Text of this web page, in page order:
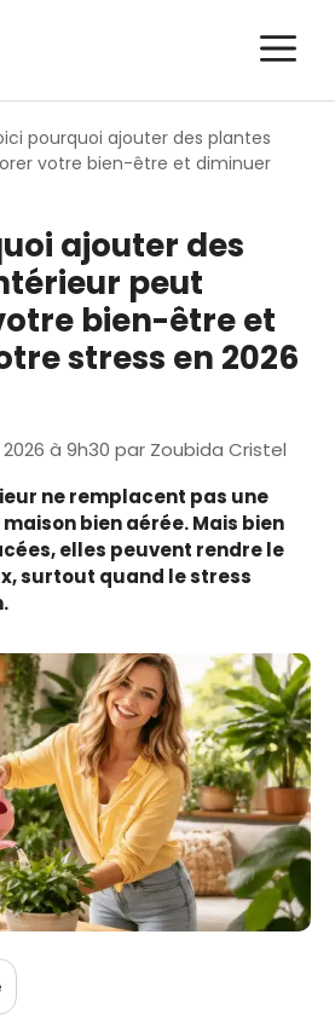
pourquoi ajouter des plantes
votre bien-être et diminuer
ajouter des
peut
bien-être et
stress en 2026
à 9h30 par Zoubida Cristel
ne remplacent pas une
bien aérée. Mais bien
elles peuvent rendre le
surtout quand le stress